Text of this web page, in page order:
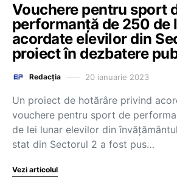
Vouchere pentru sport
performanță de 250 de
acordate elevilor din
proiect în dezbatere
Redacția 20 ianuarie 2023
Un proiect de hotărâre privind
vouchere pentru sport de
de lei lunar elevilor din
stat din Sectorul 2 a fost pus…
Vezi articolul